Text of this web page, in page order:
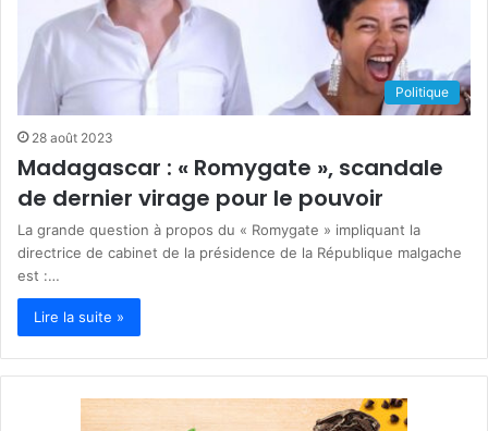
Politique
28 août 2023
Madagascar : « Romygate », scandale
de dernier virage pour le pouvoir
La grande question à propos du « Romygate » impliquant la
directrice de cabinet de la présidence de la République malgache
est :…
Lire la suite »